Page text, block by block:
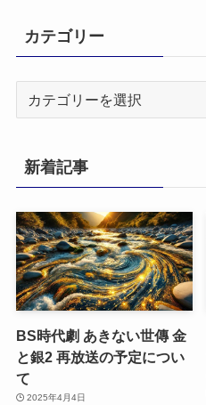
カテゴリー
リ
ー
新着記事
BS時代劇 あきない世傳 金
と銀2 再放送の予定につい
て
2025年4月4日